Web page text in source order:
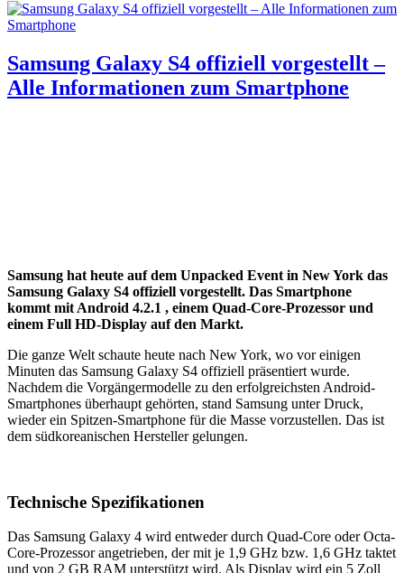
Samsung Galaxy S4 offiziell vorgestellt –
Alle Informationen zum Smartphone
Samsung hat heute auf dem Unpacked Event in New York das
Samsung Galaxy S4 offiziell vorgestellt. Das Smartphone
kommt mit Android 4.2.1 , einem Quad-Core-Prozessor und
einem Full HD-Display auf den Markt.
Die ganze Welt schaute heute nach New York, wo vor einigen
Minuten das Samsung Galaxy S4 offiziell präsentiert wurde.
Nachdem die Vorgängermodelle zu den erfolgreichsten Android-
Smartphones überhaupt gehörten, stand Samsung unter Druck,
wieder ein Spitzen-Smartphone für die Masse vorzustellen. Das ist
dem südkoreanischen Hersteller gelungen.
Technische Spezifikationen
Das Samsung Galaxy 4 wird entweder durch Quad-Core oder Octa-
Core-Prozessor angetrieben, der mit je 1,9 GHz bzw. 1,6 GHz taktet
und von 2 GB RAM unterstützt wird. Als Display wird ein 5 Zoll